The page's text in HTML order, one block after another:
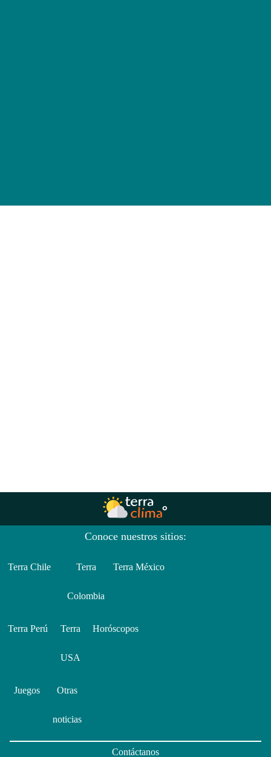
Conoce nuestros sitios:
Terra Chile Terra
Colombia
Terra México
Terra Perú Terra
USA
Horóscopos
Juegos Otras
noticias
Contáctanos